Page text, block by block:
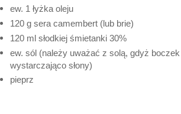
ew. 1 łyżka oleju
120 g sera camembert (lub brie)
120 ml słodkiej śmietanki 30%
ew. sól(należy uważać z solą, gdyż
wystarczająco słony)
pieprz